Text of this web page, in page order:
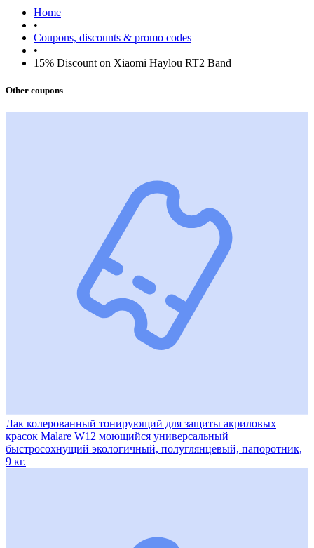
Home
•
Coupons, discounts & promo codes
•
15% Discount on Xiaomi Haylou RT2 Band
Other coupons
Лак колерованный тонирующий для защиты акриловых
красок Malare W12 моющийся универсальный
быстросохнущий экологичный, полуглянцевый, папоротник,
9 кг.